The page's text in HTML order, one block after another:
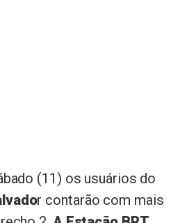
(11) os usuários do
r contarão com mais